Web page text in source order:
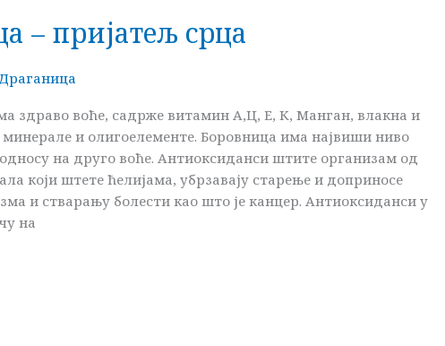
– пријатељ срца
Драганица
здраво воће, садрже витамин А,Ц, Е, К, Манган, влакна и
и олигоелементе. Боровница има највиши ниво
на друго воће. Антиоксиданси штите организам од
који штете ћелијама, убрзавају старење и доприносе
и стварању болести као што је канцер. Антиоксиданси у
на